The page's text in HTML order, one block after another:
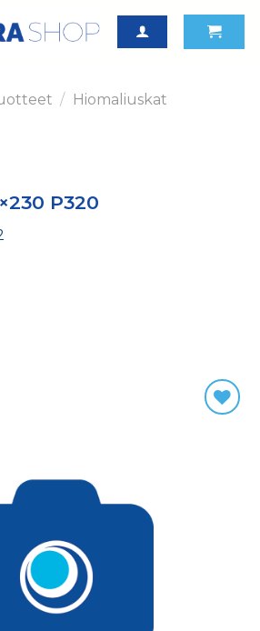
/ Hiomaliuskat
P320